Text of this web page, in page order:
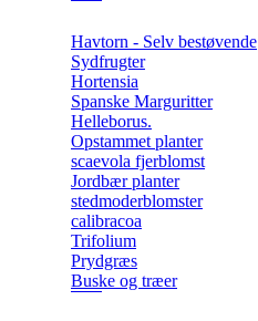
Havtorn - Selv bestøvende
Sydfrugter
Hortensia
Spanske Marguritter
Helleborus.
Opstammet planter
scaevola fjerblomst
Jordbær planter
stedmoderblomster
calibracoa
Trifolium
Prydgræs
Buske og træer